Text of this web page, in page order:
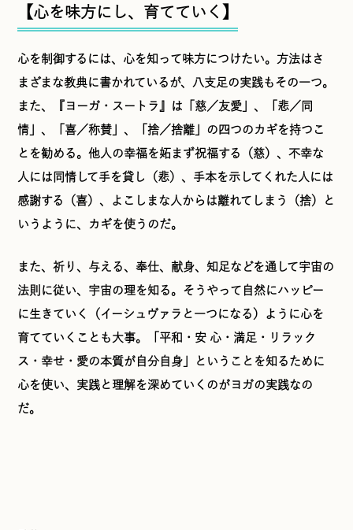
【心を味方にし、育てていく】
心を制御するには、心を知って味方につけたい。方法はさ
まざまな教典に書かれているが、八支足の実践もその一つ。
また、『ヨーガ・スートラ』は「慈／友愛」、「悲／同
情」、「喜／称賛」、「捨／捨離」の四つのカギを持つこ
とを勧める。他人の幸福を妬まず祝福する（慈）、不幸な
人には同情して手を貸し（悲）、手本を示してくれた人には
感謝する（喜）、よこしまな人からは離れてしまう（捨）と
いうように、カギを使うのだ。
また、祈り、与える、奉仕、献身、知足などを通して宇宙の
法則に従い、宇宙の理を知る。そうやって自然にハッピー
に生きていく（イーシュヴァラと一つになる）ように心を
育てていくことも大事。「平和・安 心・満足・リラック
ス・幸せ・愛の本質が自分自身」ということを知るために
心を使い、実践と理解を深めていくのがヨガの実践なの
だ。